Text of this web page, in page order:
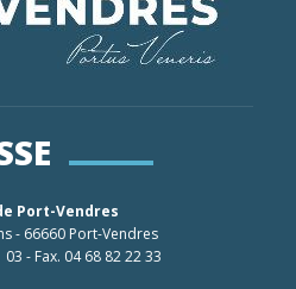
Port-Vendres
- 66660 Port-Vendres
- Fax. 04 68 82 22 33